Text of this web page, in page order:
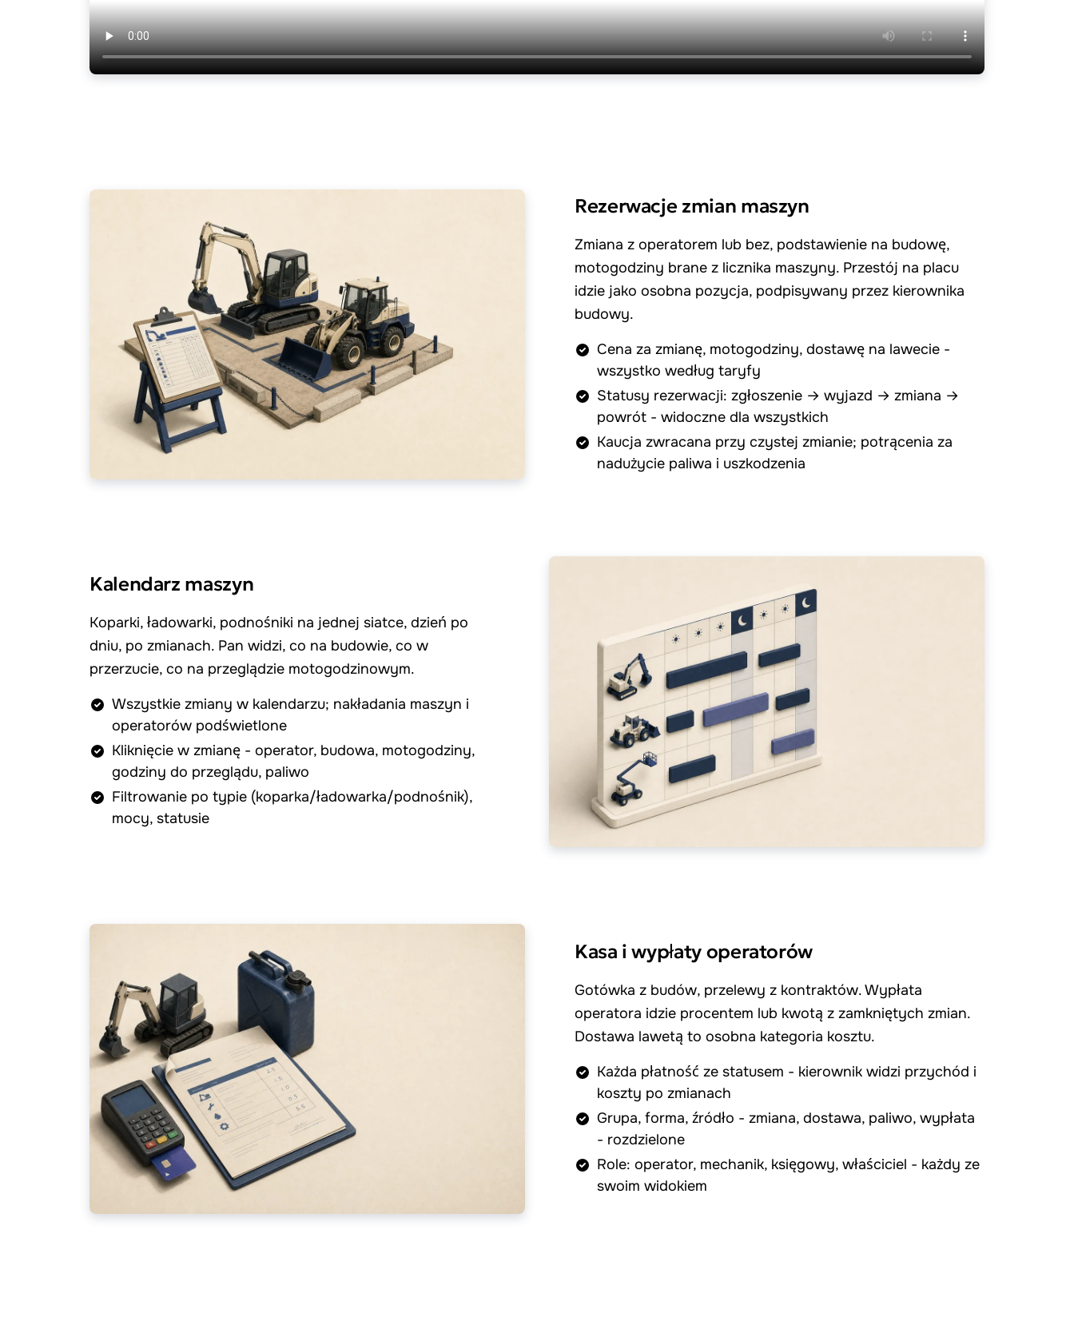
Rezerwacje zmian maszyn
Zmiana z operatorem lub bez, podstawienie na budowę,
motogodziny brane z licznika maszyny. Przestój na placu
idzie jako osobna pozycja, podpisywany przez kierownika
budowy.
Cena za zmianę, motogodziny, dostawę na lawecie -
wszystko według taryfy
Statusy rezerwacji: zgłoszenie → wyjazd → zmiana →
powrót - widoczne dla wszystkich
Kaucja zwracana przy czystej zmianie; potrącenia za
nadużycie paliwa i uszkodzenia
Kalendarz maszyn
Koparki, ładowarki, podnośniki na jednej siatce, dzień po
dniu, po zmianach. Pan widzi, co na budowie, co w
przerzucie, co na przeglądzie motogodzinowym.
Wszystkie zmiany w kalendarzu; nakładania maszyn i
operatorów podświetlone
Kliknięcie w zmianę - operator, budowa, motogodziny,
godziny do przeglądu, paliwo
Filtrowanie po typie (koparka/ładowarka/podnośnik),
mocy, statusie
Kasa i wypłaty operatorów
Gotówka z budów, przelewy z kontraktów. Wypłata
operatora idzie procentem lub kwotą z zamkniętych zmian.
Dostawa lawetą to osobna kategoria kosztu.
Każda płatność ze statusem - kierownik widzi przychód i
koszty po zmianach
Grupa, forma, źródło - zmiana, dostawa, paliwo, wypłata
- rozdzielone
Role: operator, mechanik, księgowy, właściciel - każdy ze
swoim widokiem